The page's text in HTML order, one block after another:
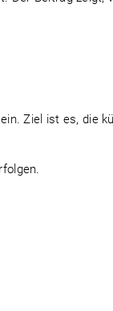
Ziel ist es, die